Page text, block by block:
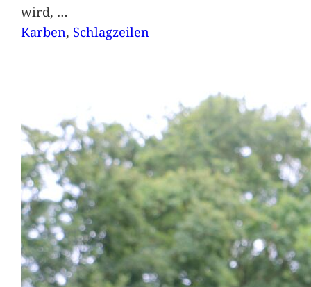
wird, …
Karben, Schlagzeilen